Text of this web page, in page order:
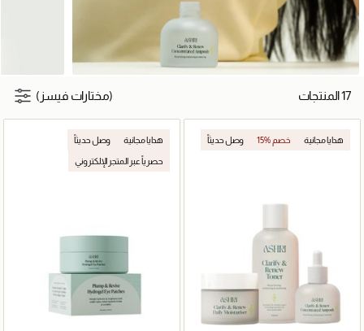
17 المنتجات (مختارات فيسز)
هدايا مجانية 15% خصم وصل حديثاً هدايا مجانية وصل حديثاً
حصرياً عبر المتجر الإلكتروني